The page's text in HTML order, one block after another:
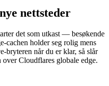
nettsteder
det som utkast — besøkende
cachen holder seg rolig mens
bryteren når du er klar, så slår
Cloudflares globale edge.